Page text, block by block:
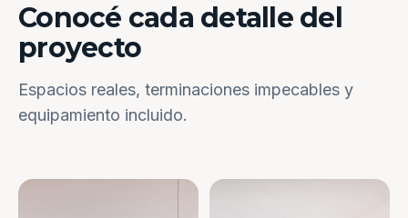
Conocé cada detalle del
proyecto
Espacios reales, terminaciones impecables y
equipamiento incluido.